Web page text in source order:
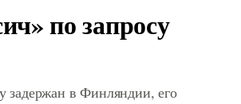
по запросу
задержан в Финляндии, его